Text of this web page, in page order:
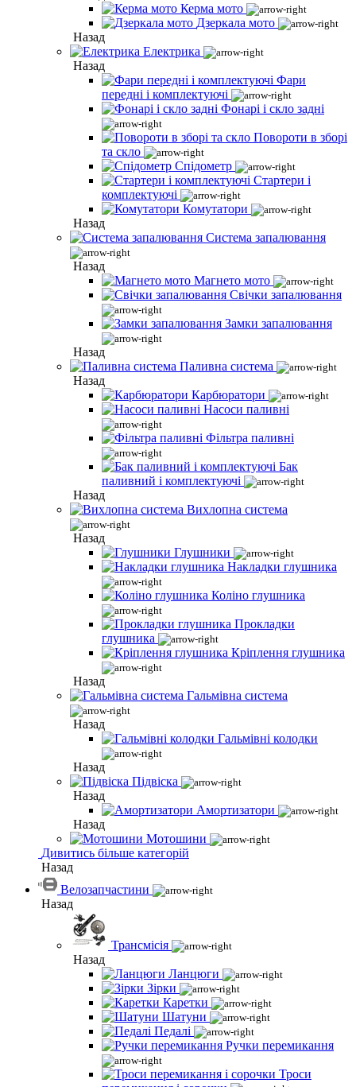
Керма мото
Дзеркала мото
Назад
Електрика
Назад
Фари
передні і комплектуючі
Фонарі і скло задні
Повороти в зборі
та скло
Спідометр
Стартери і
комплектуючі
Комутатори
Назад
Система запалювання
Назад
Магнето мото
Свічки запалювання
Замки запалювання
Назад
Паливна система
Назад
Карбюратори
Насоси паливні
Фільтра паливні
Бак
паливний і комплектуючі
Назад
Вихлопна система
Назад
Глушники
Накладки глушника
Коліно глушника
Прокладки
глушника
Кріплення глушника
Назад
Гальмівна система
Назад
Гальмівні колодки
Назад
Підвіска
Назад
Амортизатори
Назад
Мотошини
Дивитись більше категорій
Назад
Велозапчастини
Назад
Трансмісія
Назад
Ланцюги
Зірки
Каретки
Шатуни
Педалі
Ручки перемикання
Троси